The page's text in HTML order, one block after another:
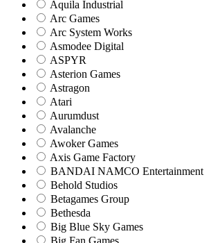
Aquila Industrial
Arc Games
Arc System Works
Asmodee Digital
ASPYR
Asterion Games
Astragon
Atari
Aurumdust
Avalanche
Awoker Games
Axis Game Factory
BANDAI NAMCO Entertainment
Behold Studios
Betagames Group
Bethesda
Big Blue Sky Games